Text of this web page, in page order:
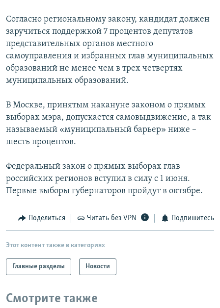
СОЦИАЛЬНЫЕ СЕТИ
Согласно региональному закону, кандидат должен
заручиться поддержкой 7 процентов депутатов
представительных органов местного
самоуправления и избранных глав муниципальных
образований не менее чем в трех четвертях
муниципальных образований.
В Москве, принятым накануне законом о прямых
выборах мэра, допускается самовыдвижение, а так
называемый «муниципальный барьер» ниже –
шесть процентов.
Федеральный закон о прямых выборах глав
российских регионов вступил в силу с 1 июня.
Первые выборы губернаторов пройдут в октябре.
Поделиться Читать без VPN Подпишитесь
Этот контент также в категориях
Главные разделы Новости
Смотрите также